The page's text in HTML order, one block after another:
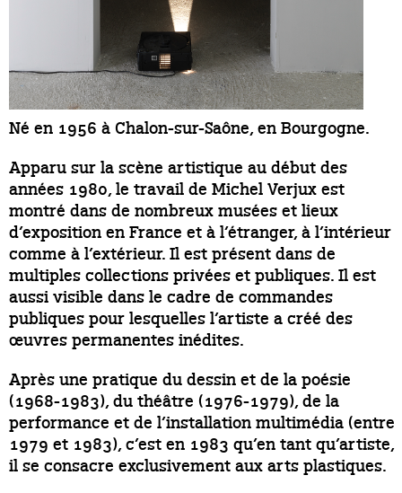
Né en 1956 à Chalon-sur-Saône, en Bourgogne.
Apparu sur la scène artistique au début des
années 1980, le travail de Michel Verjux est
montré dans de nombreux musées et lieux
d’exposition en France et à l’étranger, à l’intérieur
comme à l’extérieur. Il est présent dans de
multiples collections privées et publiques. Il est
aussi visible dans le cadre de commandes
publiques pour lesquelles l’artiste a créé des
œuvres permanentes inédites.
Après une pratique du dessin et de la poésie
(1968-1983), du théâtre (1976-1979), de la
performance et de l’installation multimédia (entre
1979 et 1983), c’est en 1983 qu’en tant qu’artiste,
il se consacre exclusivement aux arts plastiques.